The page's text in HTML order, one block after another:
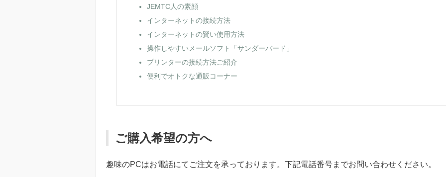
JEMTC人の素顔
インターネットの接続方法
インターネットの賢い使用方法
操作しやすいメールソフト「サンダーバード」
プリンターの接続方法ご紹介
便利でオトクな通販コーナー
ご購入希望の方へ
趣味のPCはお電話にてご注文を承っております。下記電話番号までお問い合わせください。